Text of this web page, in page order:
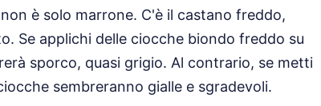
è solo marrone. C'è il castano freddo,
Se applichi delle ciocche biondo freddo su
sporco, quasi grigio. Al contrario, se metti
sembreranno gialle e sgradevoli.